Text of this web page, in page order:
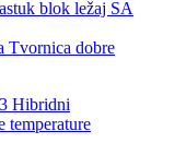
Tvornica dobre